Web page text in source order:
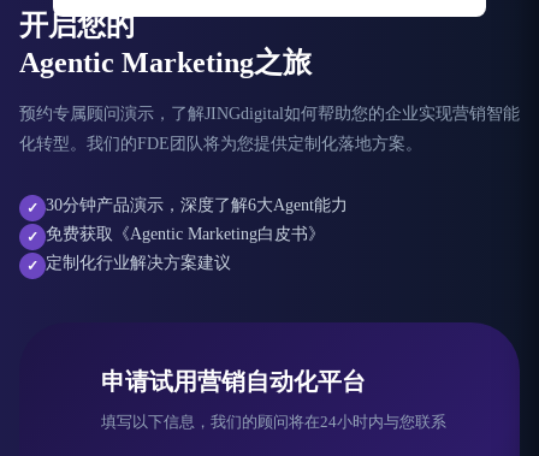
开启您的
Agentic Marketing之旅
预约专属顾问演示，了解JINGdigital如何帮助您的企业实现营销智能
化转型。我们的FDE团队将为您提供定制化落地方案。
✓ 30分钟产品演示，深度了解6大Agent能力
✓ 免费获取《Agentic Marketing白皮书》
✓ 定制化行业解决方案建议
申请试用营销自动化平台
填写以下信息，我们的顾问将在24小时内与您联系